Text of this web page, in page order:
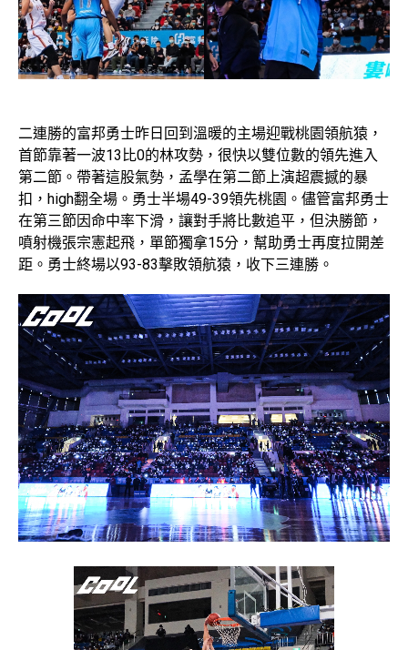
二連勝的富邦勇士昨日回到溫暖的主場迎戰桃園領航猿，
首節靠著一波13比0的林攻勢，很快以雙位數的領先進入
第二節。帶著這股氣勢，孟學在第二節上演超震撼的暴
扣，high翻全場。勇士半場49-39領先桃園。儘管富邦勇士
在第三節因命中率下滑，讓對手將比數追平，但決勝節，
噴射機張宗憲起飛，單節獨拿15分，幫助勇士再度拉開差
距。勇士終場以93-83擊敗領航猿，收下三連勝。